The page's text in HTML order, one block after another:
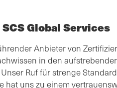
Global Services
Anbieter von
in den
Ruf für strenge
hat uns zu einem